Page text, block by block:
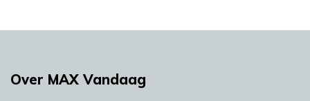
Over MAX Vandaag